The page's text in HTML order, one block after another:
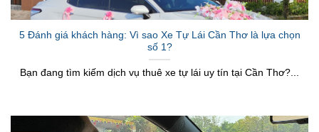
5 Đánh giá khách hàng: Vì sao Xe Tự Lái Cần Thơ là lựa chọn
số 1?
Bạn đang tìm kiếm dịch vụ thuê xe tự lái uy tín tại Cần Thơ?...